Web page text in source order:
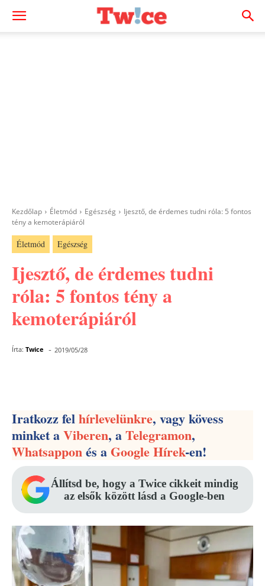
Kezdőlap Életmód Egészség
Ijesztő, de érdemes tudni róla: 5 fontos
tény a kemoterápiáról
Életmód Egészség
Ijesztő, de érdemes tudni
róla: 5 fontos tény a
kemoterápiáról
Írta: Twice - 2019/05/28
Iratkozz felhírlevelünkre, vagy kövess
minket aViberen, aTelegramon,
Whatsapponés aGoogle Hírek-en!
Állítsd be, hogy a Twice cikkeit mindig
az elsők között lásd a Google-ben